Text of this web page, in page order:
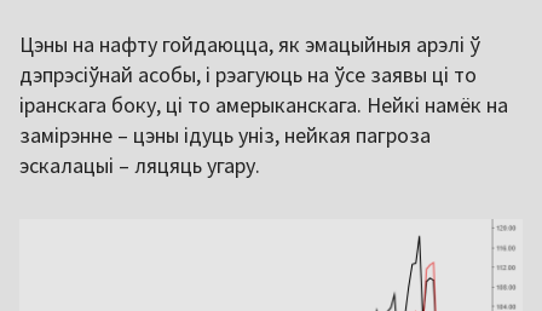
Цэны на нафту гойдаюцца, як эмацыйныя арэлі ў
дэпрэсіўнай асобы, і рэагуюць на ўсе заявы ці то
іранскага боку, ці то амерыканскага. Нейкі намёк на
замірэнне – цэны ідуць уніз, нейкая пагроза
эскалацыі – ляцяць угару.